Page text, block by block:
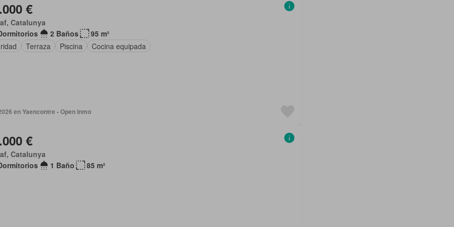
€
Catalunya
2 Baños
95 m²
Terraza Piscina Cocina equipada
en Yaencontre - Open Inmo
€
Catalunya
1 Baño 85 m²